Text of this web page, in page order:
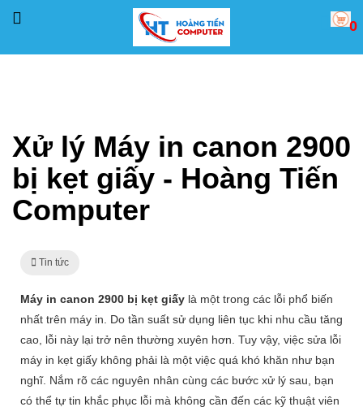
0
Xử lý Máy in canon 2900
bị kẹt giấy - Hoàng Tiến
Computer
Tin tức
Máy in canon 2900 bị kẹt giấy là một trong các lỗi phổ biến
nhất trên máy in. Do tần suất sử dụng liên tục khi nhu cầu tăng
cao, lỗi này lại trở nên thường xuyên hơn. Tuy vậy, việc sửa lỗi
máy in kẹt giấy không phải là một việc quá khó khăn như bạn
nghĩ. Nắm rõ các nguyên nhân cùng các bước xử lý sau, bạn
có thể tự tin khắc phục lỗi mà không cần đến các kỹ thuật viên